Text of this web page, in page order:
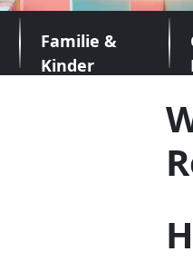
Familie &
Kinder